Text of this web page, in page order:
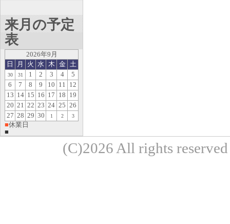
来月の予定
表
2026年9月
日
月 火 水 木 金 土
30 31 1 2 3 4
5
6
7 8 9 10 11
12
13 14 15 16 17 18 19
20 21 22 23 24 25 26
27 28 29 30 1 2 3
■休業日
■
(C)2026 All rights